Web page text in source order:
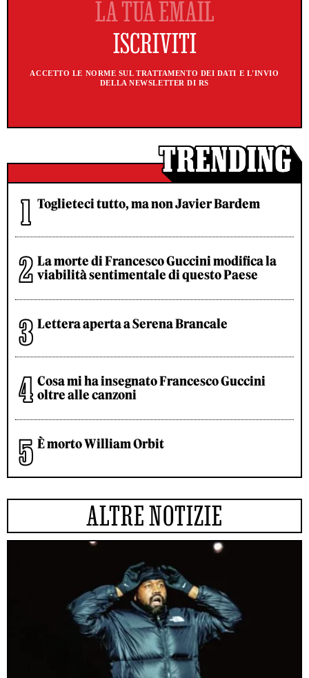
ACCETTO LE NORME SUL TRATTAMENTO DEI DATI E L'INVIO
DELLA NEWSLETTER DI RS
Toglieteci tutto, ma non Javier Bardem
La morte di Francesco Guccini modifica la
viabilità sentimentale di questo Paese
Lettera aperta a Serena Brancale
Cosa mi ha insegnato Francesco Guccini
oltre alle canzoni
È morto William Orbit
ALTRE NOTIZIE